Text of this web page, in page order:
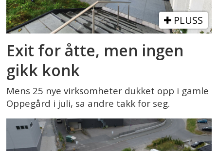
PLUSS
Exit for åtte, men ingen
gikk konk
Mens 25 nye virksomheter dukket opp i gamle
Oppegård i juli, sa andre takk for seg.